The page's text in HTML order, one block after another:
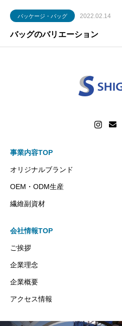
パッケージ・バッグ 2022.02.14
バッグのバリエーション
事業内容TOP
オリジナルブランド
OEM・ODM生産
繊維副資材
会社情報TOP
ご挨拶
企業理念
企業概要
アクセス情報